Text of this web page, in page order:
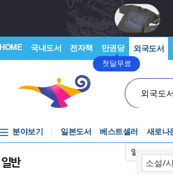
HOME 국내도서 전자책 만권당
첫달무료
외국도서
외국도
일본어입력
분야보기 일본도서 베스트셀러 새로나
일반